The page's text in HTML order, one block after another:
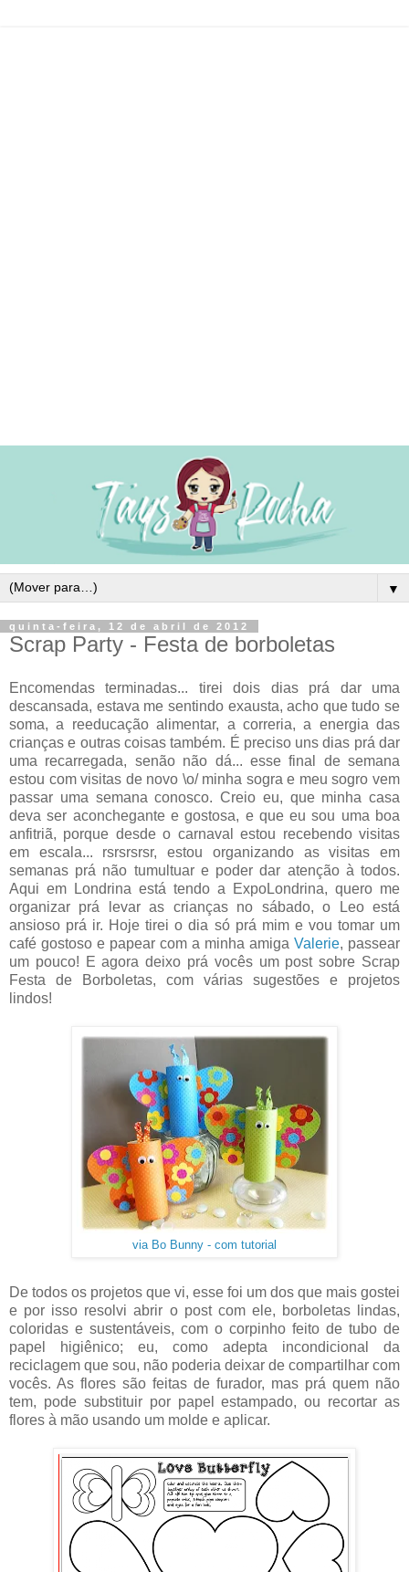
▼
quinta-feira, 12 de abril de 2012
Scrap Party - Festa de borboletas
Encomendas terminadas... tirei dois dias prá dar uma
descansada, estava me sentindo exausta, acho que tudo se
soma, a reeducação alimentar, a correria, a energia das
crianças e outras coisas também. É preciso uns dias prá dar
uma recarregada, senão não dá... esse final de semana
estou com visitas de novo \o/ minha sogra e meu sogro vem
passar uma semana conosco. Creio eu, que minha casa
deva ser aconchegante e gostosa, e que eu sou uma boa
anfitriã, porque desde o carnaval estou recebendo visitas
em escala... rsrsrsrsr, estou organizando as visitas em
semanas prá não tumultuar e poder dar atenção à todos.
Aqui em Londrina está tendo a ExpoLondrina, quero me
organizar prá levar as crianças no sábado, o Leo está
ansioso prá ir. Hoje tirei o dia só prá mim e vou tomar um
café gostoso e papear com a minha amiga Valerie, passear
um pouco! E agora deixo prá vocês um post sobre Scrap
Festa de Borboletas, com várias sugestões e projetos
lindos!
via Bo Bunny - com tutorial
De todos os projetos que vi, esse foi um dos que mais gostei
e por isso resolvi abrir o post com ele, borboletas lindas,
coloridas e sustentáveis, com o corpinho feito de tubo de
papel higiênico; eu, como adepta incondicional da
reciclagem que sou, não poderia deixar de compartilhar com
vocês. As flores são feitas de furador, mas prá quem não
tem, pode substituir por papel estampado, ou recortar as
flores à mão usando um molde e aplicar.